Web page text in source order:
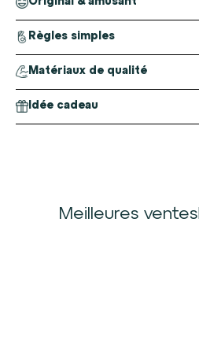
Original & amusant
Règles simples
Matériaux de qualité
Idée cadeau
Meilleures ventes